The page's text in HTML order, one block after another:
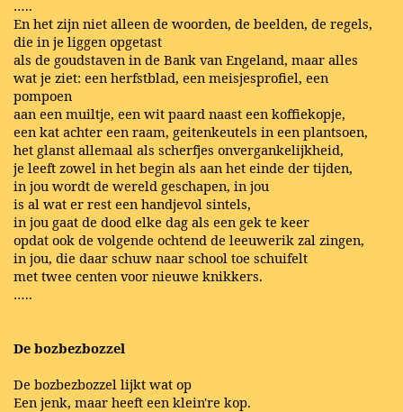
…..
En het zijn niet alleen de woorden, de beelden, de regels,
die in je liggen opgetast
als de goudstaven in de Bank van Engeland, maar alles
wat je ziet: een herfstblad, een meisjesprofiel, een
pompoen
aan een muiltje, een wit paard naast een koffiekopje,
een kat achter een raam, geitenkeutels in een plantsoen,
het glanst allemaal als scherfjes onvergankelijkheid,
je leeft zowel in het begin als aan het einde der tijden,
in jou wordt de wereld geschapen, in jou
is al wat er rest een handjevol sintels,
in jou gaat de dood elke dag als een gek te keer
opdat ook de volgende ochtend de leeuwerik zal zingen,
in jou, die daar schuw naar school toe schuifelt
met twee centen voor nieuwe knikkers.
…..
De bozbezbozzel
De bozbezbozzel lijkt wat op
Een jenk, maar heeft een klein're kop.